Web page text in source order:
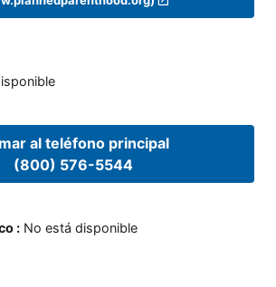
al teléfono principal
(800) 576-5544
: No está disponible